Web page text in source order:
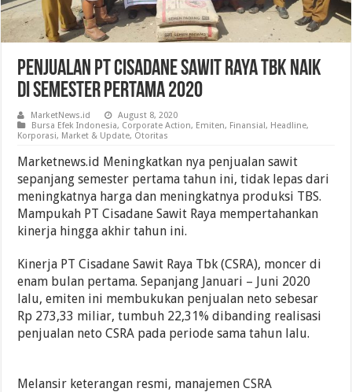
Penjualan PT Cisadane Sawit Raya Tbk Naik
Di Semester Pertama 2020
MarketNews.id
August 8, 2020
Bursa Efek Indonesia, Corporate Action, Emiten, Finansial, Headline,
Korporasi, Market & Update, Otoritas
Marketnews.id Meningkatkan nya penjualan sawit
sepanjang semester pertama tahun ini, tidak lepas dari
meningkatnya harga dan meningkatnya produksi TBS.
Mampukah PT Cisadane Sawit Raya mempertahankan
kinerja hingga akhir tahun ini.
Kinerja PT Cisadane Sawit Raya Tbk (CSRA), moncer di
enam bulan pertama. Sepanjang Januari – Juni 2020
lalu, emiten ini membukukan penjualan neto sebesar
Rp 273,33 miliar, tumbuh 22,31% dibanding realisasi
penjualan neto CSRA pada periode sama tahun lalu.
Melansir keterangan resmi, manajemen CSRA